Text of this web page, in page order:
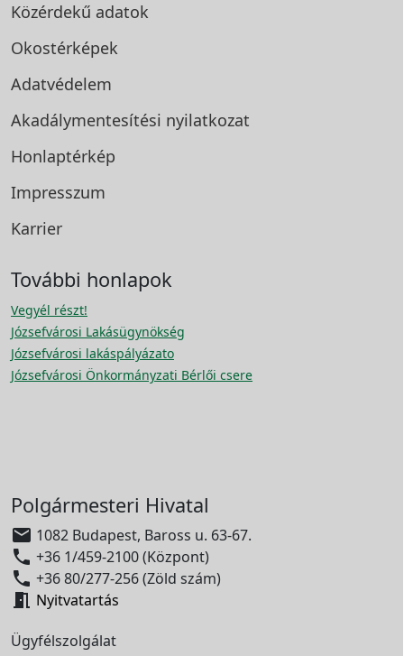
Közérdekű adatok
Okostérképek
Adatvédelem
Akadálymentesítési nyilatkozat
Honlaptérkép
Impresszum
Karrier
További honlapok
Vegyél részt!
Józsefvárosi Lakásügynökség
Józsefvárosi lakáspályázato
Józsefvárosi Önkormányzati Bérlői csere
Polgármesteri Hivatal
 1082 Budapest, Baross u. 63-67.
 +36 1/459-2100 (Központ)
 +36 80/277-256 (Zöld szám)
 Nyitvatartás
Ügyfélszolgálat